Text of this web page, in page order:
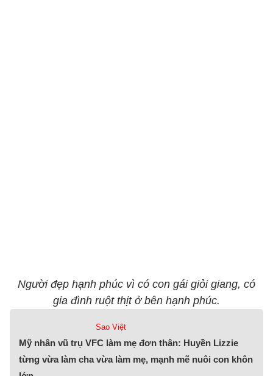
Người đẹp hạnh phúc vì có con gái giỏi giang, có
gia đình ruột thịt ở bên hạnh phúc.
Sao Việt
Mỹ nhân vũ trụ VFC làm mẹ đơn thân: Huyền Lizzie
từng vừa làm cha vừa làm mẹ, mạnh mẽ nuôi con khôn